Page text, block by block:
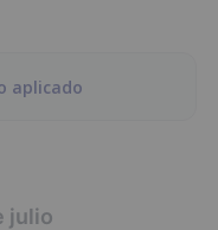
aplicado
julio